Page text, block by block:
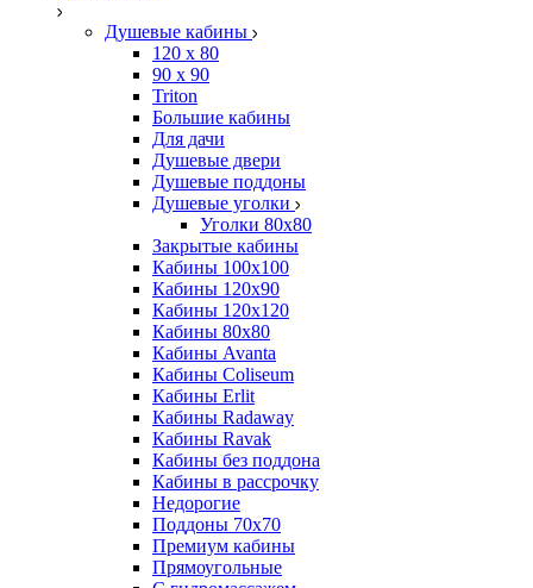
Душевые кабины
120 x 80
90 х 90
Triton
Большие кабины
Для дачи
Душевые двери
Душевые поддоны
Душевые уголки
Уголки 80х80
Закрытые кабины
Кабины 100x100
Кабины 120x90
Кабины 120х120
Кабины 80х80
Кабины Avanta
Кабины Coliseum
Кабины Erlit
Кабины Radaway
Кабины Ravak
Кабины без поддона
Кабины в рассрочку
Недорогие
Поддоны 70x70
Премиум кабины
Прямоугольные